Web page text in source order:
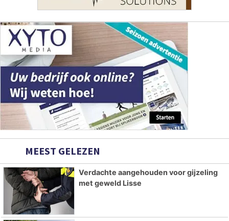
MEEST GELEZEN
Verdachte aangehouden voor gijzeling
met geweld Lisse